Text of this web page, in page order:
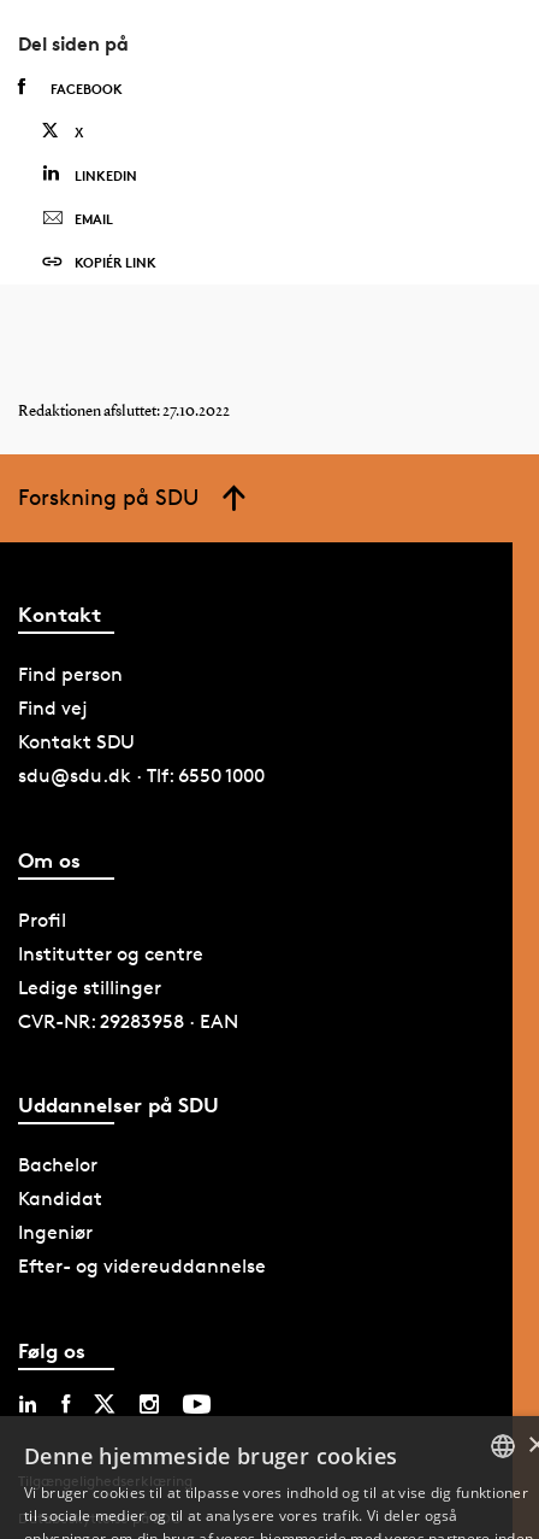
Del siden på
FACEBOOK
X
LINKEDIN
EMAIL
KOPIÉR LINK
Redaktionen afsluttet: 27.10.2022
Forskning på SDU
Kontakt
Find person
Find vej
Kontakt SDU
sdu@sdu.dk · Tlf: 6550 1000
Om os
Profil
Institutter og centre
Ledige stillinger
CVR-NR: 29283958 · EAN
Uddannelser på SDU
Bachelor
Kandidat
Ingeniør
Efter- og videreuddannelse
Følg os
Tilgængelighedserklæring
Databeskyttelse på SDU
Denne hjemmeside bruger cookies
Vi bruger cookies til at tilpasse vores indhold og til at vise dig funktioner
til sociale medier og til at analysere vores trafik. Vi deler også